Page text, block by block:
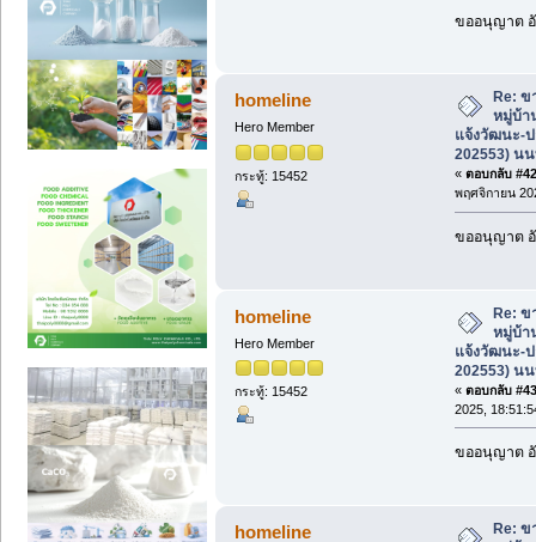
ขออนุญาต
homeline
Hero Member
กระทู้: 15452
Re: ข
หมู่บ้า
แจ้งวัฒนะ-ป
202553) น
« ตอบกลับ
พฤศจิกายน
ขออนุญาต
homeline
Hero Member
กระทู้: 15452
Re: ข
หมู่บ้า
แจ้งวัฒนะ-ป
202553) น
« ตอบกลับ
2025,
ขออนุญาต
homeline
Re: ข